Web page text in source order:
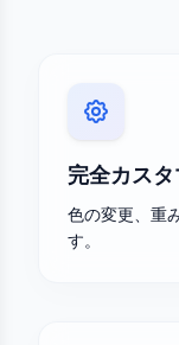
完全カス
色の変更、重
す。